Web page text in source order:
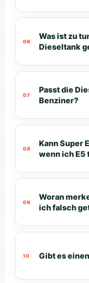
Was ist zu
Dieseltank
Passt die
Benziner?
Kann Super
wenn ich E5
Woran
ich falsch
Gibt es